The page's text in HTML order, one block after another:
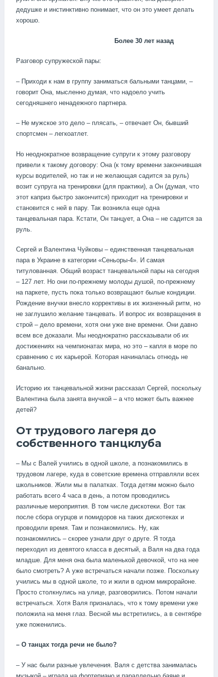
дедушке и инстинктивно понимает, что он это умеет делать
хорошо.
Более 30 лет назад
Разговор супружеской пары:
– Приходи к нам в группу заниматься бальными танцами, –
говорит Она, мысленно думая, что надоело учить
сегодняшнего ненадежного партнера.
– Не мужское это дело – плясать, – отвечает Он, бывший
спортсмен – легкоатлет.
Но неоднократное возвращение супруги к этому разговору
привели к такому договору: Она (к тому времени закончившая
курсы водителей, но так и не желающая садится за руль)
возит супруга на тренировки (для практики), а Он (думая, что
этот каприз быстро закончится) приходит на тренировки и
становится с ней в пару. Так возникла еще одна
танцевальная пара. Кстати, Он танцует, а Она – не садится за
руль.
Сергей и Валентина Чуйковы – единственная танцевальная
пара в Украине в категории «Сеньоры-4». И самая
титулованная. Общий возраст танцевальной пары на сегодня
– 127 лет. Но они по-прежнему молоды душой, по-прежнему
на паркете, пусть пока только возвращают былые кондиции.
Рождение внучки внесло коррективы в их жизненный ритм, но
не заглушило желание танцевать. И вопрос их возвращения в
строй – дело времени, хотя они уже вне времени. Они давно
всем все доказали. Мы неоднократно рассказывали об их
достижениях на чемпионатах мира, но это – капля в море по
сравнению с их карьерой. Которая начиналась отнюдь не
банально.
Историю их танцевальной жизни рассказал Сергей, поскольку
Валентина была занята внучкой – а что может быть важнее
детей?
От трудового лагеря до
собственного танцклуба
– Мы с Валей учились в одной школе, а познакомились в
трудовом лагере, куда в советские времена отправляли всех
школьников. Жили мы в палатках. Тогда детям можно было
работать всего 4 часа в день, а потом проводились
различные мероприятия. В том числе дискотеки. Вот так
после сбора огурцов и помидоров на таких дискотеках и
проводили время. Там и познакомились. Ну, как
познакомились – скорее узнали друг о друге. Я тогда
переходил из девятого класса в десятый, а Валя на два года
младше. Для меня она была маленькой девочкой, что на нее
было смотреть? А уже встречаться начали позже. Поскольку
учились мы в одной школе, то и жили в одном микрорайоне.
Просто столкнулись на улице, разговорились. Потом начали
встречаться. Хотя Валя призналась, что к тому времени уже
положила на меня глаз. Весной мы встретились, а в сентябре
уже поженились.
– О танцах тогда речи не было?
– У нас были разные увлечения. Валя с детства занималась